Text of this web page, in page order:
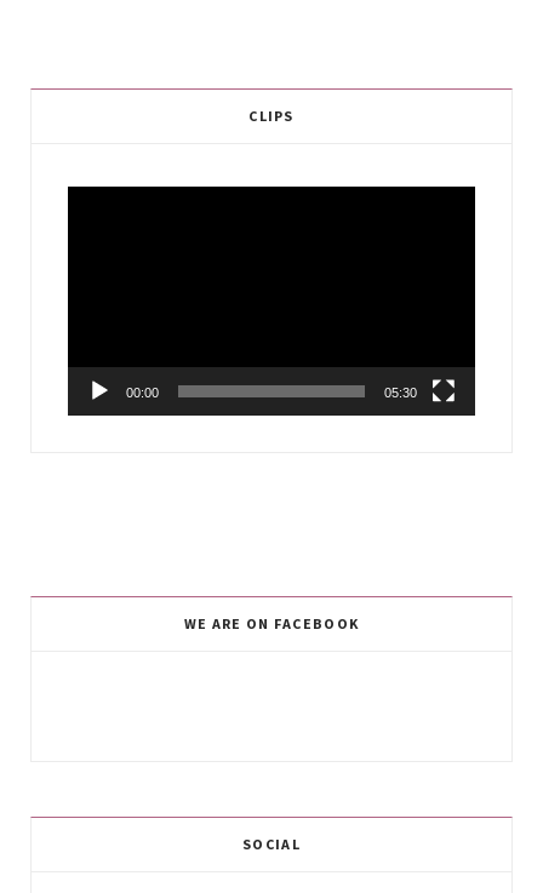
CLIPS
00:00 05:30
WE ARE ON FACEBOOK
SOCIAL